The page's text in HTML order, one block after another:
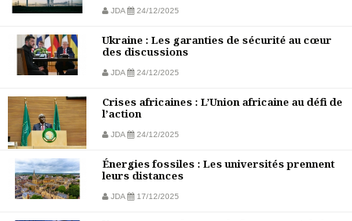
JDA 24/12/2025
Ukraine : Les garanties de sécurité au cœur
des discussions
JDA 24/12/2025
Crises africaines : L’Union africaine au défi de
l’action
JDA 24/12/2025
Énergies fossiles : Les universités prennent
leurs distances
JDA 17/12/2025